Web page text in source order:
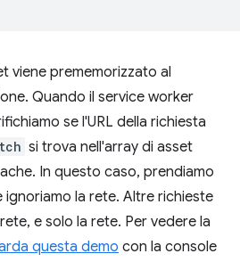
viene prememorizzato al
Quando il service worker
se l'URL della richiesta
si trova nell'array di asset
In questo caso, prendiamo
ignoriamo la rete. Altre richieste
e solo la rete. Per vedere la
questa demo con la console